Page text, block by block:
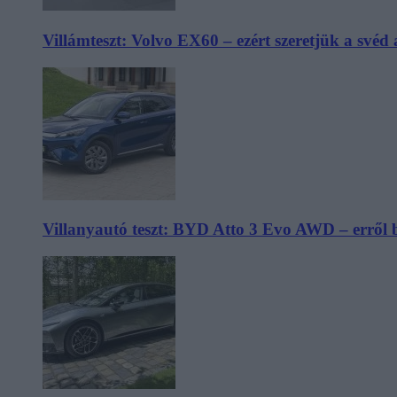
Villámteszt: Volvo EX60 – ezért szeretjük a svéd
Villanyautó teszt: BYD Atto 3 Evo AWD – erről